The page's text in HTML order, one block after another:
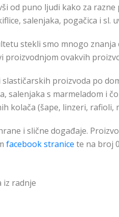
od puno ljudi kako za
salenjaka, pogačica i sl.
stekli smo mnogo
ovakvih
proizvoda po
s marmeladom i
kolača (šape, linzeri, rafioli,
i slične događaje.
facebook stranice te na broj